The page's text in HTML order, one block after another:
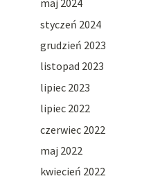
maj 2024
styczeń 2024
grudzień 2023
listopad 2023
lipiec 2023
lipiec 2022
czerwiec 2022
maj 2022
kwiecień 2022